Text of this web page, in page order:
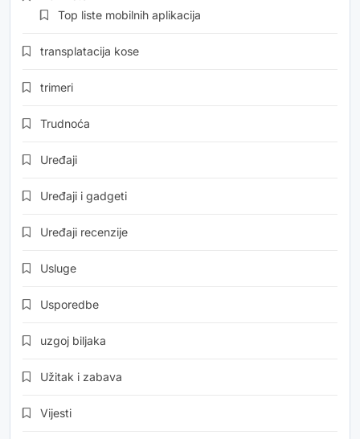
Top liste mobilnih aplikacija
transplatacija kose
trimeri
Trudnoća
Uređaji
Uređaji i gadgeti
Uređaji recenzije
Usluge
Usporedbe
uzgoj biljaka
Užitak i zabava
Vijesti